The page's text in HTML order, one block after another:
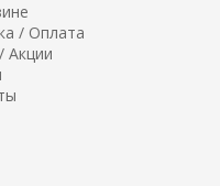
/ Оплата
Акции